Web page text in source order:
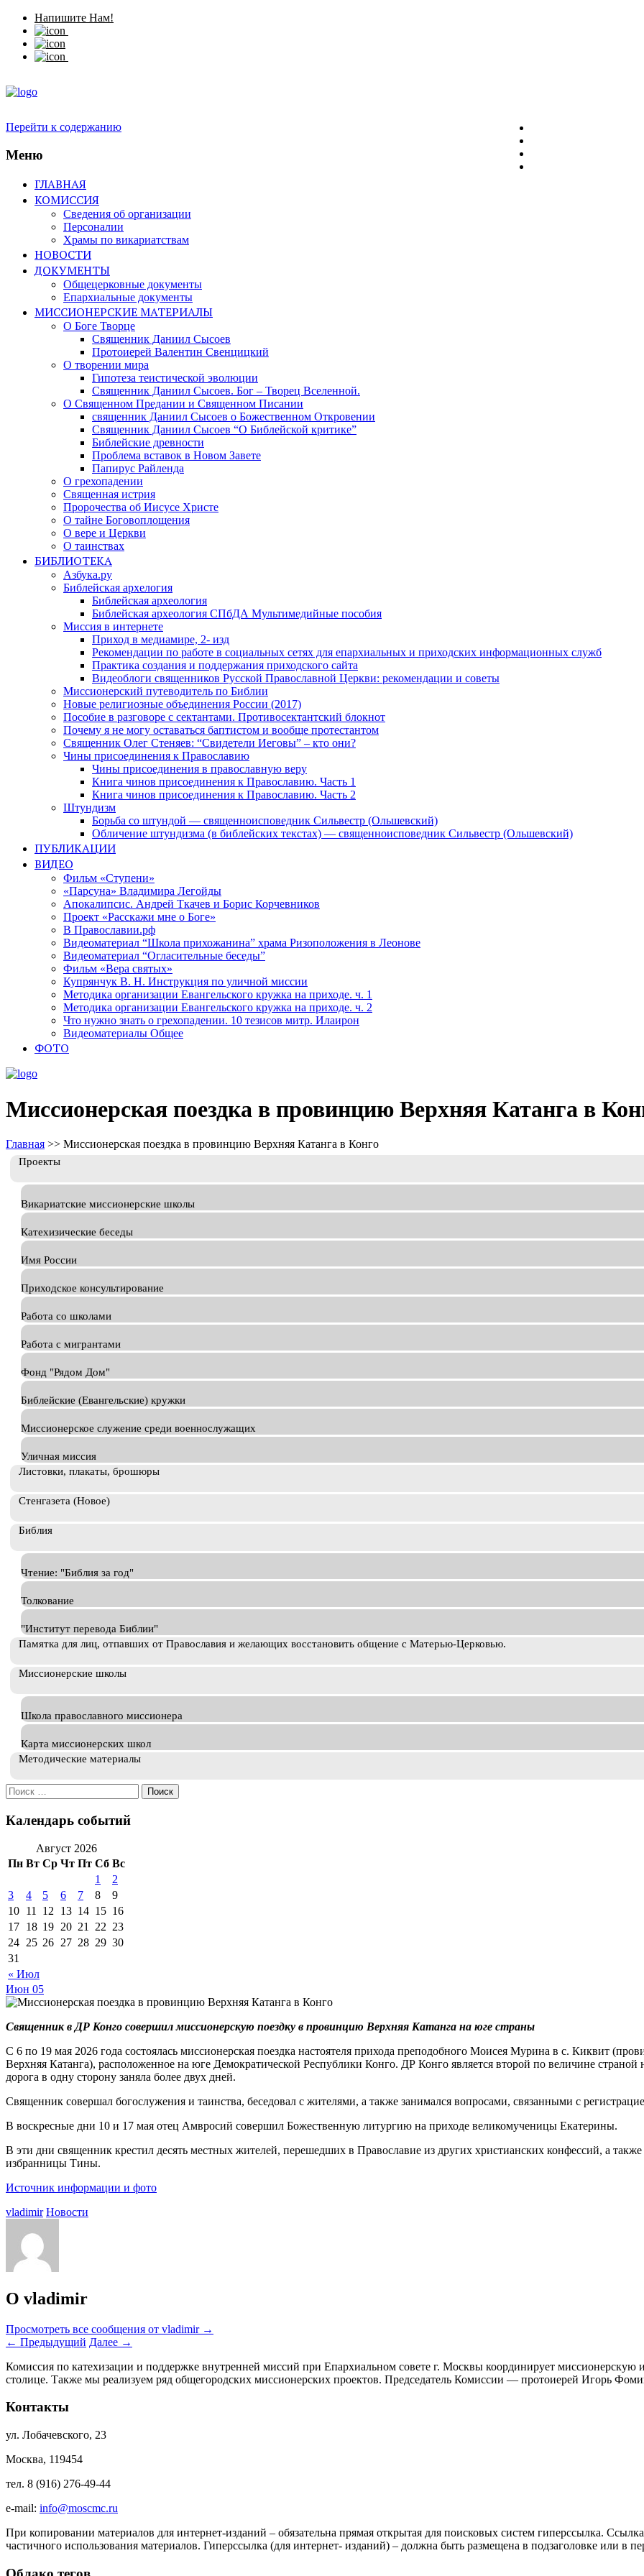
Напишите Нам!
Перейти к содержанию
Меню
ГЛАВНАЯ
КОМИССИЯ
Сведения об организации
Персоналии
Храмы по викариатствам
НОВОСТИ
ДОКУМЕНТЫ
Общецерковные документы
Епархиальные документы
МИССИОНЕРСКИЕ МАТЕРИАЛЫ
О Боге Творце
Священник Даниил Сысоев
Протоиерей Валентин Свенцицкий
О творении мира
Гипотеза теистической эволюции
Священник Даниил Сысоев. Бог – Творец Вселенной.
О Священном Предании и Священном Писании
священник Даниил Сысоев о Божественном Откровении
Священник Даниил Сысоев “О Библейской критике”
Библейские древности
Проблема вставок в Новом Завете
Папирус Райленда
О грехопадении
Священная истрия
Пророчества об Иисусе Христе
О тайне Боговоплощения
О вере и Церкви
О таинствах
БИБЛИОТЕКА
Азбука.ру
Библейская архелогия
Библейская археология
Библейская археология СПбДА Мультимедийные пособия
Миссия в интернете
Приход в медиамире, 2- изд
Рекомендации по работе в социальных сетях для епархиальных и приходских информационных служб
Практика создания и поддержания приходского сайта
Видеоблоги священников Русской Православной Церкви: рекомендации и советы
Миссионерский путеводитель по Библии
Новые религиозные объединения России (2017)
Пособие в разговоре с сектантами. Противосектантский блокнот
Почему я не могу оставаться баптистом и вообще протестантом
Священник Олег Стеняев: “Свидетели Иеговы” – кто они?
Чины присоединения к Православию
Чины присоединения в православную веру
Книга чинов присоединения к Православию. Часть 1
Книга чинов присоединения к Православию. Часть 2
Штундизм
Борьба со штундой — священноисповедник Сильвестр (Ольшевский)
Обличение штундизма (в библейских текстах) — священноисповедник Сильвестр (Ольшевский)
ПУБЛИКАЦИИ
ВИДЕО
Фильм «Ступени»
«Парсуна» Владимира Легойды
Апокалипсис. Андрей Ткачев и Борис Корчевников
Проект «Расскажи мне о Боге»
В Православии.рф
Видеоматериал “Школа прихожанина” храма Ризоположения в Леонове
Видеоматериал “Огласительные беседы”
Фильм «Вера святых»
Купрянчук В. Н. Инструкция по уличной миссии
Методика организации Евангельского кружка на приходе. ч. 1
Методика организации Евангельского кружка на приходе. ч. 2
Что нужно знать о грехопадении. 10 тезисов митр. Илаирон
Видеоматериалы Общее
ФОТО
Миссионерская поездка в провинцию Верхняя Катанга в
Главная >> Миссионерская поездка в провинцию Верхняя Катанга в Конго
Проекты
Викариатские миссионерские школы
Катехизические беседы
Имя России
Приходское консультирование
Работа со школами
Работа с мигрантами
Фонд "Рядом Дом"
Библейские (Евангельские) кружки
Миссионерское служение среди военнослужащих
Уличная миссия
Листовки, плакаты, брошюры
Стенгазета (Новое)
Библия
Чтение: "Библия за год"
Толкование
"Институт перевода Библии"
Памятка для лиц, отпавших от Православия и желающих восстановить общение с Матерью-Церковью.
Миссионерские школы
Школа православного миссионера
Карта миссионерских школ
Методические материалы
Искать:
Календарь событий
Август 2026
Пн Вт Ср Чт Пт Сб Вс
« Июл
1
2
3
4 5 6 7 8
9
10 11 12 13 14 15 16
17 18 19 20 21 22 23
24 25 26 27 28 29 30
31
Июн 05
Священник в ДР Конго совершил миссионерскую поездку в провинцию Верхняя Катанга на юге страны
С 6 по 19 мая 2026 года состоялась миссионерская поездка настоятеля прихода преподобного Моисея Мурина в с. Киквит
Верхняя Катанга), расположенное на юге Демократической Республики Конго. ДР Конго является второй по величине страной
дорога в одну сторону заняла более двух дней.
Священник совершал богослужения и таинства, беседовал с жителями, а также занимался вопросами, связанными с
В воскресные дни 10 и 17 мая отец Амвросий совершил Божественную литургию на приходе великомученицы Екатерины.
В эти дни священник крестил десять местных жителей, перешедших в Православие из других христианских конфессий, а
избранницы Тины.
Источник информации и фото
vladimir Новости
О vladimir
Просмотреть все сообщения от vladimir →
← Предыдущий Далее →
Комиссия по катехизации и поддержке внутренней миссий при Епархиальном совете г. Москвы координирует миссионерскую
столице. Также мы реализуем ряд общегородских миссионерских проектов. Председатель Комиссии — протоиерей Игорь
Контакты
ул. Лобачевского, 23
Москва, 119454
тел. 8 (916) 276-49-44
e-mail: info@moscmc.ru
При копировании материалов для интернет-изданий – обязательна прямая открытая для поисковых систем гиперссылка.
частичного использования материалов. Гиперссылка (для интернет- изданий) – должна быть размещена в подзаголовке или в